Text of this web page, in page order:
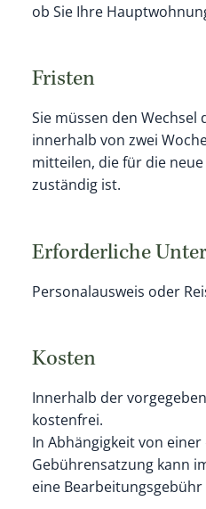
ob Sie Ihre
Fristen
Sie müssen den
innerhalb von zwei
mitteilen, die für die
zuständig ist.
Erforderliche
Personalausweis oder
Kosten
Innerhalb der
kostenfrei.
In Abhängigkeit von
Gebührensatzung kann
eine